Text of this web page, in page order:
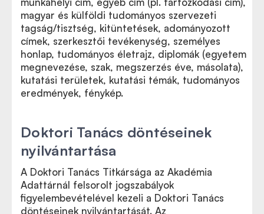
magyar és külföldi tudományos szervezeti
tagság/tisztség, kitüntetések, adományozott
címek, szerkesztői tevékenység, személyes
honlap, tudományos életrajz, diplomák (egyetem
megnevezése, szak, megszerzés éve, másolata),
kutatási területek, kutatási témák, tudományos
eredmények, fénykép.
Doktori Tanács döntéseinek
nyilvántartása
A Doktori Tanács Titkársága az Akadémia
Adattárnál felsorolt jogszabályok
figyelembevételével kezeli a Doktori Tanács
döntéseinek nyilvántartását. Az